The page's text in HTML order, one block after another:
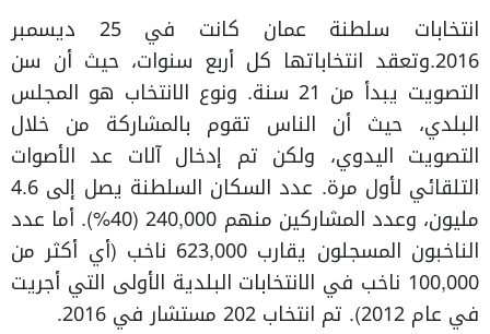
انتخابات سلطنة عمان كانت في 25 ديسمبر
2016.وتعقد انتخاباتها كل أربع سنوات، حيث أن سن
التصويت يبدأ من 21 سنة. ونوع الانتخاب هو المجلس
البلدي، حيث أن الناس تقوم بالمشاركة من خلال
التصويت اليدوي، ولكن تم إدخال آلات عد الأصوات
التلقائي لأول مرة. عدد السكان السلطنة يصل إلى 4.6
مليون، وعدد المشاركين منهم 240,000 (40%). أما عدد
الناخبون المسجلون يقارب 623,000 ناخب (أي أكثر من
100,000 ناخب في الانتخابات البلدية الأولى التي أجريت
في عام 2012). تم انتخاب 202 مستشار في 2016.